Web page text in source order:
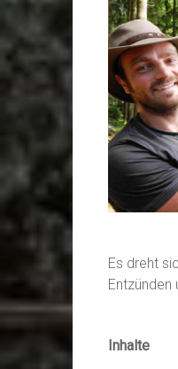
Es dreht
Entzünden
Inhalte